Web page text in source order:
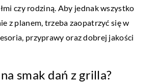
czy rodziną. Aby jednak wszystko
z planem, trzeba zaopatrzyć się w
przyprawy oraz dobrej jakości
smak dań z grilla?